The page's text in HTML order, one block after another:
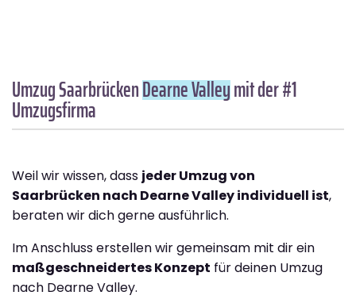
Umzug SaarbrückenDearne Valleymit der #1
Umzugsfirma
Weil wir wissen, dass jeder Umzug von
Saarbrücken nach Dearne Valley individuell ist,
beraten wir dich gerne ausführlich.
Im Anschluss erstellen wir gemeinsam mit dir ein
maßgeschneidertes Konzept für deinen Umzug
nach Dearne Valley.